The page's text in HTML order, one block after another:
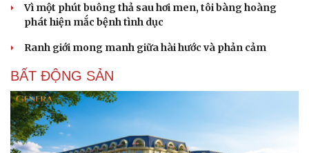
Vì một phút buông thả sau hơi men, tôi bàng hoàng
phát hiện mắc bệnh tình dục
Ranh giới mong manh giữa hài hước và phản cảm
BẤT ĐỘNG SẢN